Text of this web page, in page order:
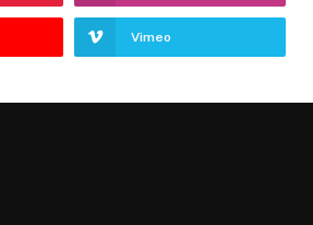
Vimeo